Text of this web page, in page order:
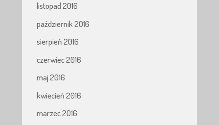
listopad 2016
październik 2016
sierpień 2016
czerwiec 2016
maj 2016
kwiecień 2016
marzec 2016